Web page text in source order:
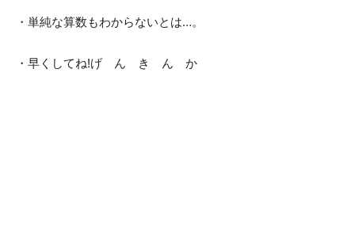
・単純な算数もわからないとは…。
・早くしてね!げ ん き ん か